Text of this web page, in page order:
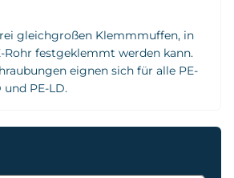
gleichgroßen Klemmmuffen, in
Rohr festgeklemmt werden kann.
eignen sich für alle PE-
und PE-LD.